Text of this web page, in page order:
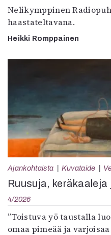
Nelikymppinen
haastateltavana.
Heikki Romppainen
Ajankohtaista Kuvataide
Ruusuja, keräkaaleja
4/2026
”Toistuva yö taustalla
omaa pimeää ja